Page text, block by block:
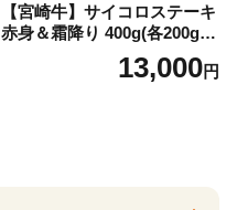
【宮崎牛】サイコロステーキ
赤身＆霜降り 400g(各200g×
１P 計2P) 真空パック 冷凍
13,000円